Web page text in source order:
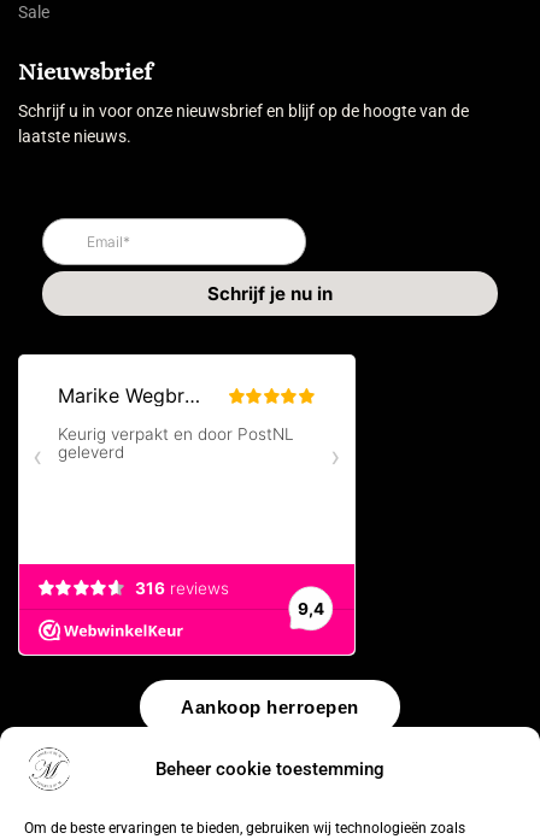
Beheer cookie toestemming
Om de beste ervaringen te bieden, gebruiken wij technologieën zoals
Sale
Nieuwsbrief
Schrijf u in voor onze nieuwsbrief en blijf op de hoogte van de
laatste nieuws.
Aankoop herroepen
© 2026 by WebUnlimited–Algemene voorwaarden